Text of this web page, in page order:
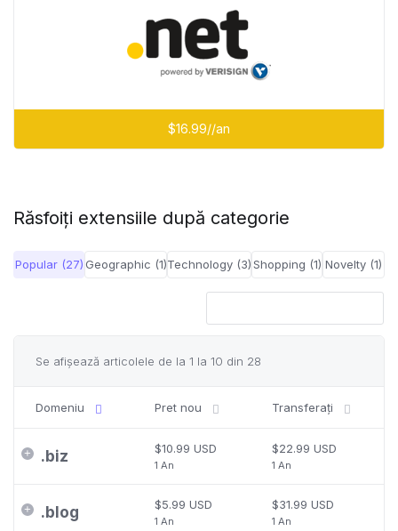
$16.99//an
Răsfoiți extensiile după categorie
Popular (27)Geographic (1)Technology (3)Shopping (1) Novelty (1)
Se afișează articolele de la 1 la 10 din 28
Domeniu Pret nou Transferați
. biz $10.99 USD
1 An
$22.99 USD
1 An
. blog $5.99 USD
1 An
$31.99 USD
1 An